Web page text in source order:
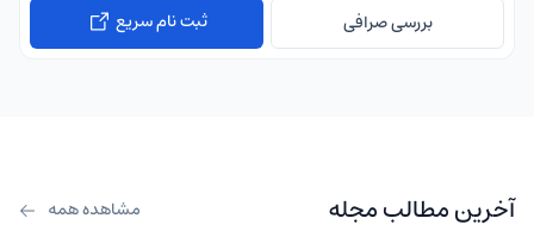
بررسی صرافی
ثبت نام سریع
آخرین مطالب مجله مشاهده همه